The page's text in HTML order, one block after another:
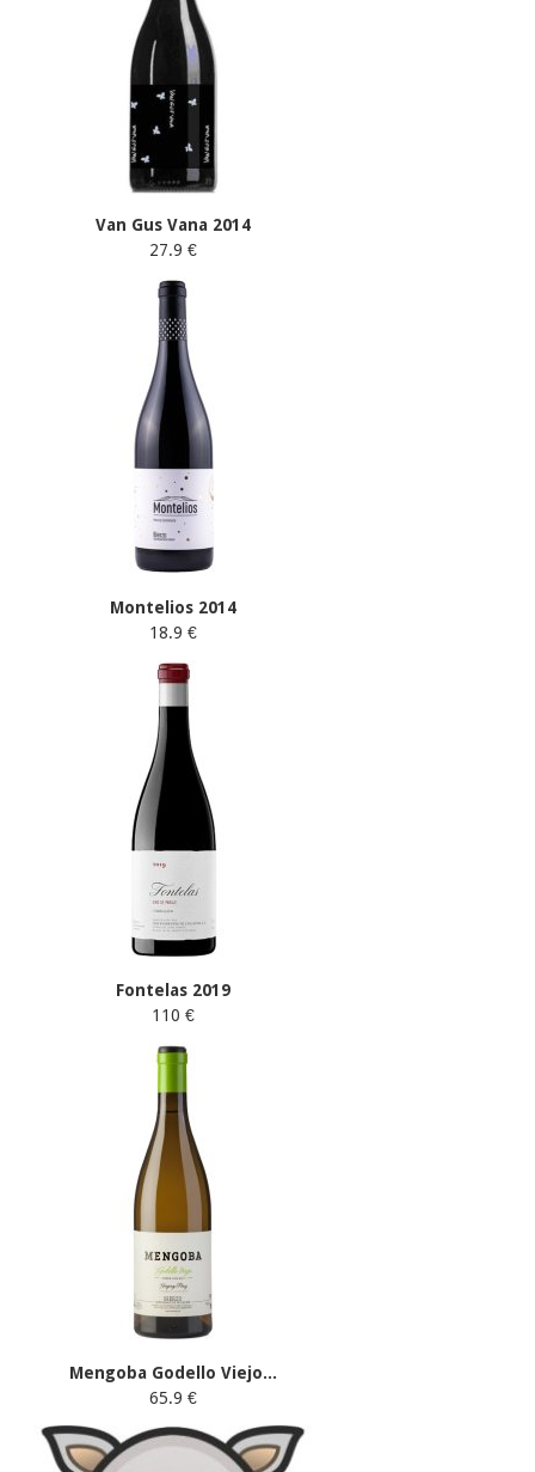
Van Gus Vana 2014
27.9 €
Montelios 2014
18.9 €
Fontelas 2019
110 €
Mengoba Godello Viejo...
65.9 €